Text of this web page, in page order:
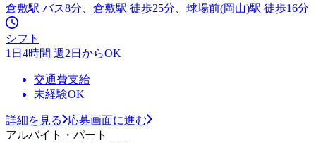
倉敷駅 バス8分、倉敷駅 徒歩25分、球場前(岡山)駅 徒歩16分
シフト
1日4時間 週2日からOK
交通費支給
未経験OK
詳細を見る
応募画面に進む
アルバイト・パート